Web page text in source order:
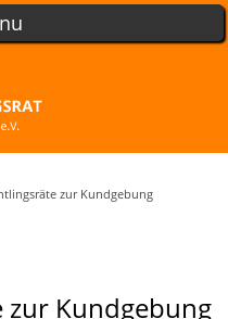
zur Kundgebung
zur Kundgebung